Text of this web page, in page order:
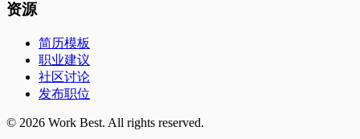
资源
简历模板
职业建议
社区讨论
发布职位
© 2026 Work Best. All rights reserved.